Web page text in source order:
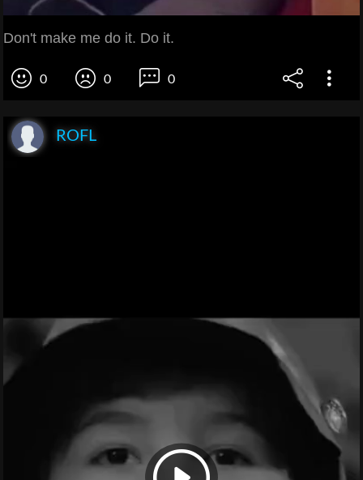
Don't make me do it. Do it.
0 0 0
ROFL